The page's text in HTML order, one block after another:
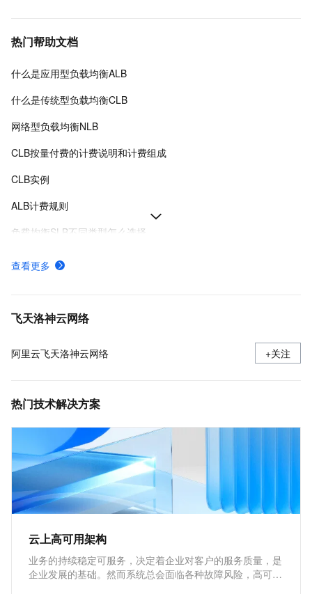
热门帮助文档
什么是应用型负载均衡ALB
什么是传统型负载均衡CLB
网络型负载均衡NLB
CLB按量付费的计费说明和计费组成
CLB实例
ALB计费规则
负载均衡SLB不同类型怎么选择
功能版本对比
CLB服务器组
查看更多
飞天洛神云网络
阿里云飞天洛神云网络 +关注
热门技术解决方案
云上高可用架构
业务的持续稳定可服务，决定着企业对客户的服务质量，是
企业发展的基础。然而系统总会面临各种故障风险，高可用